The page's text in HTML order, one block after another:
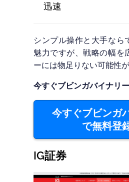
迅速
シンプル操作と大手なら
魅力ですが、戦略の幅を
ーには物足りない可能性が
今すぐブビンガバイナリ
今すぐブビンガ
で無料登
IG証券